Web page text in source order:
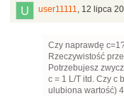
user11111 12 lipca
Czy naprawdę
Rzeczywistość
Potrzebujesz
c = 1 L/T itd. Czy c
ulubiona wartość)